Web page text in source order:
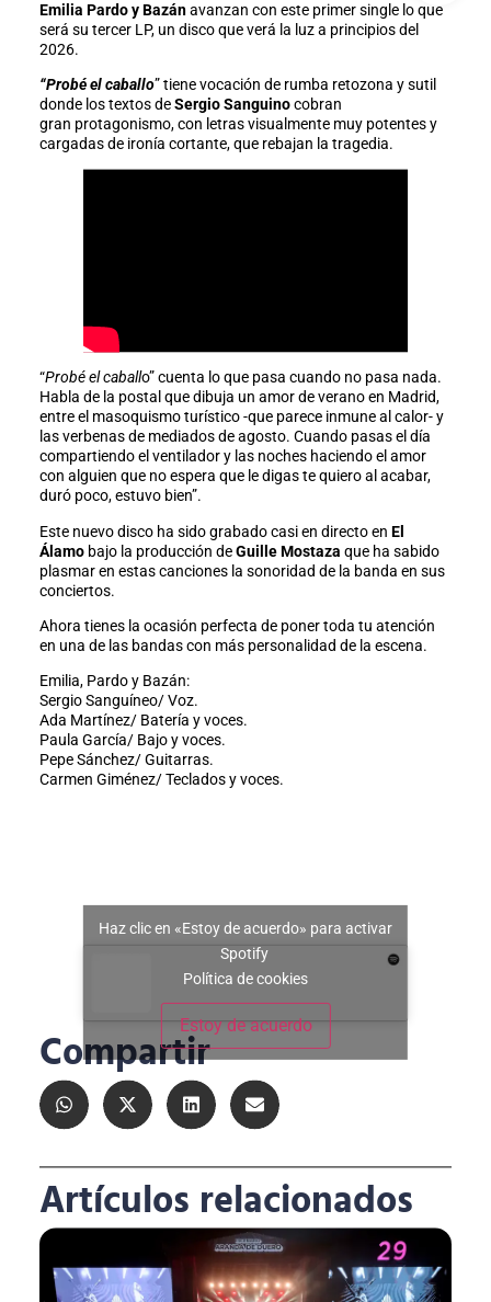
Emilia Pardo y Bazánavanzan con este primer single lo que
será su tercer LP, un disco que verá la luz a principios del
2026.
“Probé el caballo” tiene vocación de rumba retozona y sutil
donde los textos deSergio Sanguinocobran
gran protagonismo, con letras visualmente muy potentes y
cargadas de ironía cortante, que rebajan la tragedia.
“Probé el caballo” cuenta lo que pasa cuando no pasa nada.
Habla de la postal que dibuja un amor de verano en Madrid,
entre el masoquismo turístico -que parece inmune al calor- y
las verbenas de mediados de agosto. Cuando pasas el día
compartiendo el ventilador y las noches haciendo el amor
con alguien que no espera que le digas te quiero al acabar,
duró poco, estuvo bien”.
Este nuevo disco ha sido grabado casi en directo en El
Álamobajo la producción deGuille Mostaza que ha sabido
plasmar en estas canciones la sonoridad de la banda en sus
conciertos.
Ahora tienes la ocasión perfecta de poner toda tu atención
en una de las bandas con más personalidad de la escena.
Emilia, Pardo y Bazán:
Sergio Sanguíneo/ Voz.
Ada Martínez/ Batería y voces.
Paula García/ Bajo y voces.
Pepe Sánchez/ Guitarras.
Carmen Giménez/ Teclados y voces.
Haz clic en «Estoy de acuerdo» para activar
Spotify
Política de cookies
Estoy de acuerdo
Compartir
Artículos relacionados